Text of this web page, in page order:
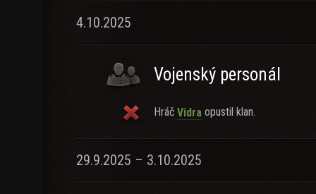
4.10.2025
Vojenský personál
Hráč Vidra opustil klan.
29.9.2025 – 3.10.2025